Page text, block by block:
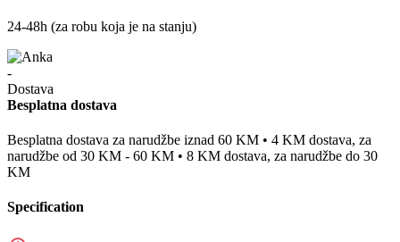
24-48h (za robu koja je na stanju)
Besplatna dostava
Besplatna dostava za narudžbe iznad 60 KM • 4 KM dostava, za
narudžbe od 30 KM - 60 KM • 8 KM dostava, za narudžbe do 30
KM
Specification